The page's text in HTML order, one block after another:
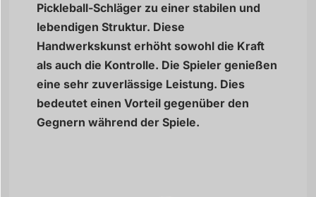
Pickleball-Schläger zu einer stabilen und
lebendigen Struktur. Diese
Handwerkskunst erhöht sowohl die Kraft
als auch die Kontrolle. Die Spieler genießen
eine sehr zuverlässige Leistung. Dies
bedeutet einen Vorteil gegenüber den
Gegnern während der Spiele.